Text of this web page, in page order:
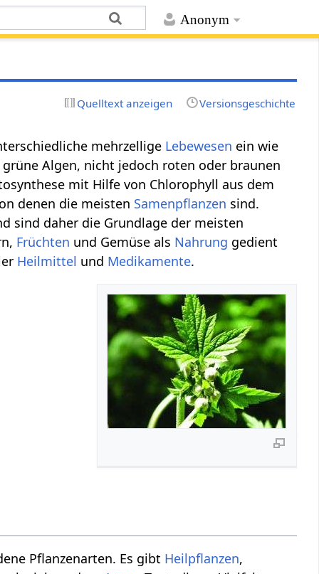
Anonym
Quelltext anzeigen Versionsgeschichte
mehrzellige Lebewesen ein wie
Algen, nicht jedoch roten oder braunen
mit Hilfe von Chlorophyll aus dem
denen die meisten Samenpflanzen sind.
sind daher die Grundlage der meisten
Früchten und Gemüse als Nahrung gedient
Heilmittel und Medikamente.
Pflanzenarten. Es gibt Heilpflanzen,